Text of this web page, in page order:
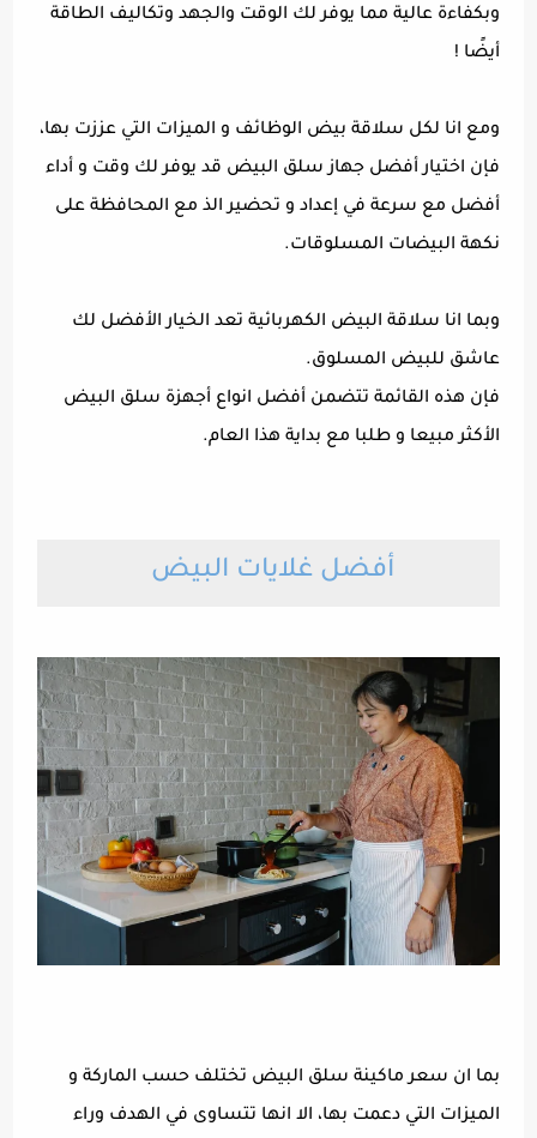
وبكفاءة عالية مما يوفر لك الوقت والجهد وتكاليف الطاقة
أيضًا !
ومع انا لكل سلاقة بيض الوظائف و الميزات التي عززت بها،
فإن اختيار أفضل جهاز سلق البيض قد يوفر لك وقت و أداء
أفضل مع سرعة في إعداد و تحضير الذ مع المحافظة على
نكهة البيضات المسلوقات.
وبما انا سلاقة البيض الكهربائية تعد الخيار الأفضل لك
عاشق للبيض المسلوق.
فإن هذه القائمة تتضمن أفضل انواع أجهزة سلق البيض
الأكثر مبيعا و طلبا مع بداية هذا العام.
أفضل غلايات البيض
بما ان سعر ماكينة سلق البيض تختلف حسب الماركة و
الميزات التي دعمت بها، الا انها تتساوى في الهدف وراء